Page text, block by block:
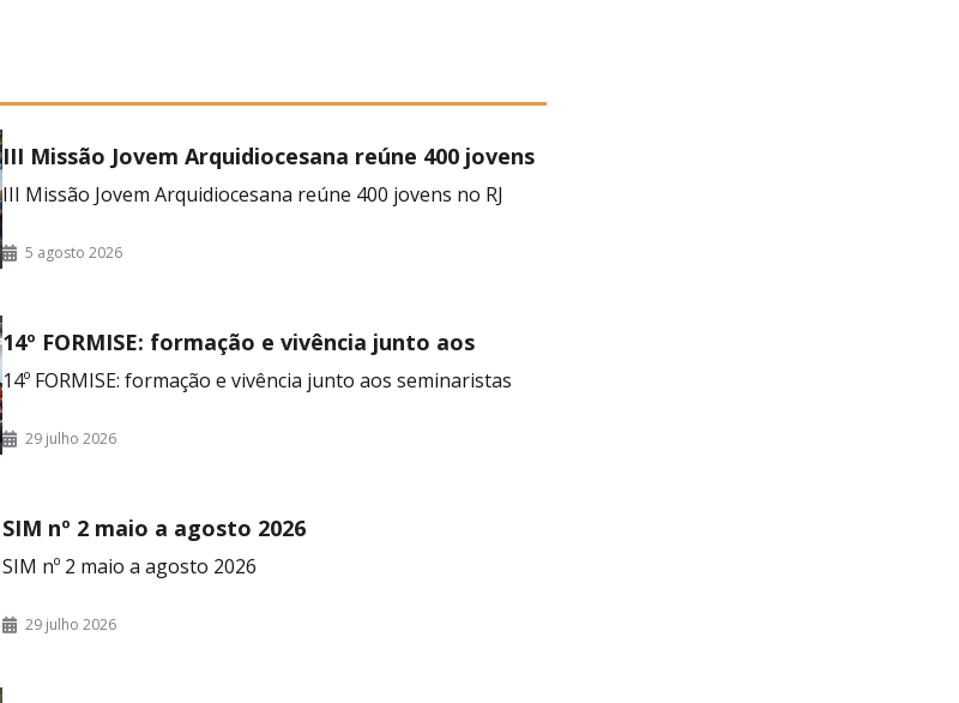
III Missão Jovem Arquidiocesana reúne 400 jovens
no RJ
III Missão Jovem Arquidiocesana reúne 400 jovens no RJ
5 agosto 2026
14º FORMISE: formação e vivência junto aos
seminaristas
14º FORMISE: formação e vivência junto aos seminaristas
29 julho 2026
SIM nº 2 maio a agosto 2026
SIM nº 2 maio a agosto 2026
29 julho 2026